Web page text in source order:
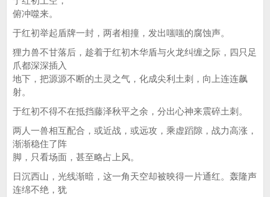
俯冲噬来。
于红初举起盾牌一封，两者相撞，发出嗤嗤的腐蚀声。
狸力兽不甘落后，趁着于红初木华盾与火龙纠缠之际，四只足
爪都深深插入
地下，把源源不断的土灵之气，化成尖利土刺，向上连连飙
射。
于红初不得不在抵挡藤泽秋平之余，分出心神来震碎土刺。
两人一兽相互配合，或近战，或远攻，乘虚蹈隙，战力高涨，
渐渐稳住了阵
脚，只看场面，甚至略占上风。
日沉西山，光线渐暗，这一角天空却被映得一片通红。轰隆声
连绵不绝，犹